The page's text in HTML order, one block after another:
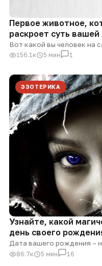
Первое животное,
раскроет суть вашей
Вот какой вы человек на
156.1к 5 мин 1
ЭЗОТЕРИКА
Узнайте, какой
день своего
Дата вашего рождения –
86.7к 5 мин 16